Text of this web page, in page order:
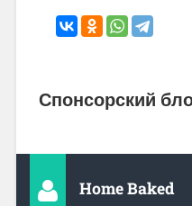
Спонсорский
Home Baked